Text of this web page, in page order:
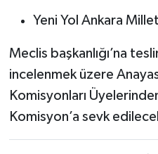
Yeni Yol Ankara
Meclis başkanlığı’na
incelenmek üzere
Komisyonları
Komisyon’a sevk